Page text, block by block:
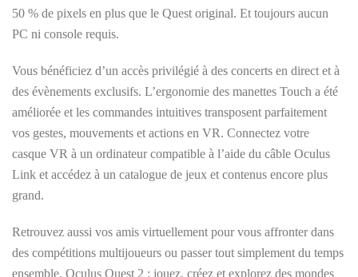
50 % de pixels en plus que le Quest original. Et toujours aucun
PC ni console requis.
Vous bénéficiez d’un accès privilégié à des concerts en direct et à
des évènements exclusifs. L’ergonomie des manettes Touch a été
améliorée et les commandes intuitives transposent parfaitement
vos gestes, mouvements et actions en VR. Connectez votre
casque VR à un ordinateur compatible à l’aide du câble Oculus
Link et accédez à un catalogue de jeux et contenus encore plus
grand.
Retrouvez aussi vos amis virtuellement pour vous affronter dans
des compétitions multijoueurs ou passer tout simplement du temps
ensemble. Oculus Quest 2 : jouez, créez et explorez des mondes